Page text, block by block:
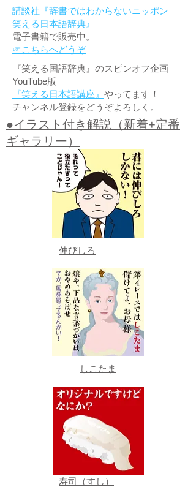
講談社『辞書ではわからないニッポン
笑える日本語辞典』
電子書籍で販売中。
☞こちらへどうぞ
『笑える国語辞典』のスピンオフ企画
YouTube版
『笑える日本語講座』 やってます！
チャンネル登録をどうぞよろしく。
●イラスト付き解説（新着+定番
ギャラリー）
伸びしろ
しこたま
寿司（すし）